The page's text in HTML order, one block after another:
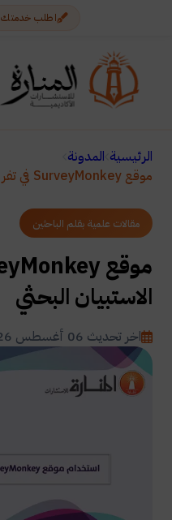
اطلب خدمتك
الرئيسية المدونة
موقع SurveyMonkey في تفريغ الاستبيان البحثي
مقالات علمية بقلم الباحثين
الاستبيان البحثي
اخر تحديث 06 أغسطس 2026